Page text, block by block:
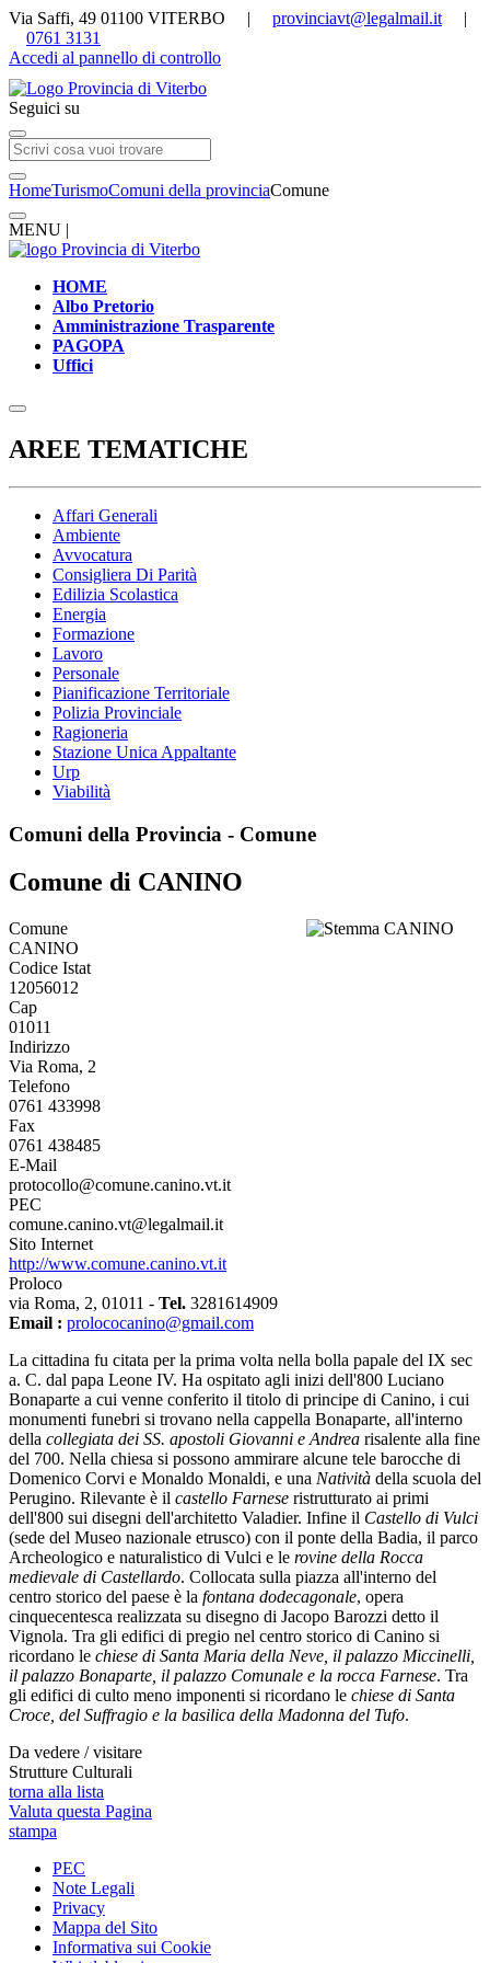
Via Saffi, 49 01100 VITERBO | provinciavt@legalmail.it |
0761 3131
Accedi al pannello di controllo
Seguici su
HomeTurismoComuni della provinciaComune
MENU |
HOME
Albo Pretorio
Amministrazione Trasparente
PAGOPA
Uffici
AREE TEMATICHE
Affari Generali
Ambiente
Avvocatura
Consigliera Di Parità
Edilizia Scolastica
Energia
Formazione
Lavoro
Personale
Pianificazione Territoriale
Polizia Provinciale
Ragioneria
Stazione Unica Appaltante
Urp
Viabilità
Comuni della Provincia - Comune
Comune di CANINO
Comune
CANINO
Codice Istat
12056012
Cap
01011
Indirizzo
Via Roma, 2
Telefono
0761 433998
Fax
0761 438485
E-Mail
protocollo@comune.canino.vt.it
PEC
comune.canino.vt@legalmail.it
Sito Internet
http://www.comune.canino.vt.it
Proloco
via Roma, 2, 01011 - Tel. 3281614909
Email : prolococanino@gmail.com
La cittadina fu citata per la prima volta nella bolla papale del IX sec
a. C. dal papa Leone IV. Ha ospitato agli inizi dell'800 Luciano
Bonaparte a cui venne conferito il titolo di principe di Canino, i cui
monumenti funebri si trovano nella cappella Bonaparte, all'interno
della collegiata dei SS. apostoli Giovanni e Andrea risalente alla fine
del 700. Nella chiesa si possono ammirare alcune tele barocche di
Domenico Corvi e Monaldo Monaldi, e una Natività della scuola del
Perugino. Rilevante è il castello Farnese ristrutturato ai primi
dell'800 sui disegni dell'architetto Valadier. Infine il Castello di Vulci
(sede del Museo nazionale etrusco) con il ponte della Badia, il parco
Archeologico e naturalistico di Vulci e le rovine della Rocca
medievale di Castellardo. Collocata sulla piazza all'interno del
centro storico del paese è la fontana dodecagonale, opera
cinquecentesca realizzata su disegno di Jacopo Barozzi detto il
Vignola. Tra gli edifici di pregio nel centro storico di Canino si
ricordano le chiese di Santa Maria della Neve, il palazzo Miccinelli,
il palazzo Bonaparte, il palazzo Comunale e la rocca Farnese. Tra
gli edifici di culto meno imponenti si ricordano le chiese di Santa
Croce, del Suffragio e la basilica della Madonna del Tufo.
Da vedere / visitare
Strutture Culturali
torna alla lista
Valuta questa Pagina
stampa
PEC
Note Legali
Privacy
Mappa del Sito
Informativa sui Cookie